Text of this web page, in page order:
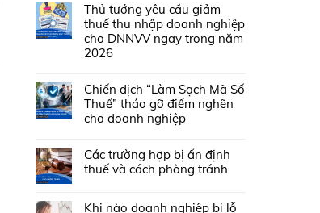
Thủ tướng yêu cầu giảm
thuế thu nhập doanh nghiệp
cho DNNVV ngay trong năm
2026
Chiến dịch “Làm Sạch Mã Số
Thuế” tháo gỡ điểm nghẽn
cho doanh nghiệp
Các trường hợp bị ấn định
thuế và cách phòng tránh
Khi nào doanh nghiệp bị lỗ